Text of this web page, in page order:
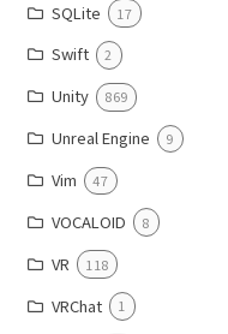
SQLite 17
Swift 2
Unity 869
Unreal Engine 9
Vim 47
VOCALOID 8
VR 118
VRChat 1